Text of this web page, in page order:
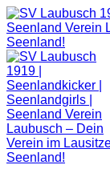
Zum
Inhalt
springen